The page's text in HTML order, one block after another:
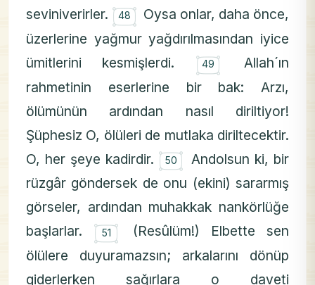
seviniverirler. ۝
48
Oysa onlar, daha önce,
üzerlerine yağmur yağdırılmasından iyice
ümitlerini kesmişlerdi. ۝
49
Allah´ın
rahmetinin eserlerine bir bak: Arzı,
ölümünün ardından nasıl diriltiyor!
Şüphesiz O, ölüleri de mutlaka diriltecektir.
O, her şeye kadirdir. ۝
50
Andolsun ki, bir
rüzgâr göndersek de onu (ekini) sararmış
görseler, ardından muhakkak nankörlüğe
başlarlar. ۝
51
(Resûlüm!) Elbette sen
ölülere duyuramazsın; arkalarını dönüp
giderlerken sağırlara o daveti